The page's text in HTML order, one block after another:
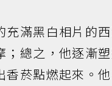
滿黑白相片的
總之，他逐漸
香菸點燃起來。